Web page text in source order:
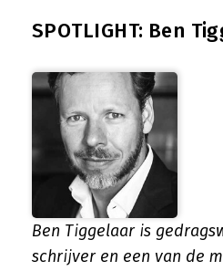
SPOTLIGHT: Ben
Ben Tiggelaar is
schrijver en een van de